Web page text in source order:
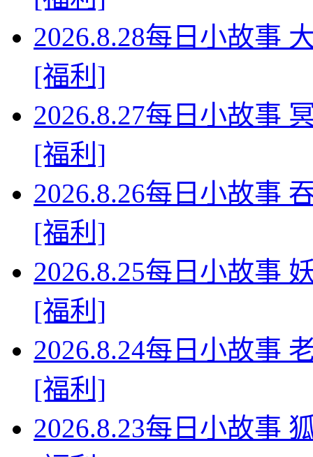
2026.8.28每日小故事
[福利]
2026.8.27每日小故事
[福利]
2026.8.26每日小故事
[福利]
2026.8.25每日小故事
[福利]
2026.8.24每日小故事
[福利]
2026.8.23每日小故事